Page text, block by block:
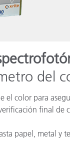
del
color para
final de
papel, metal y